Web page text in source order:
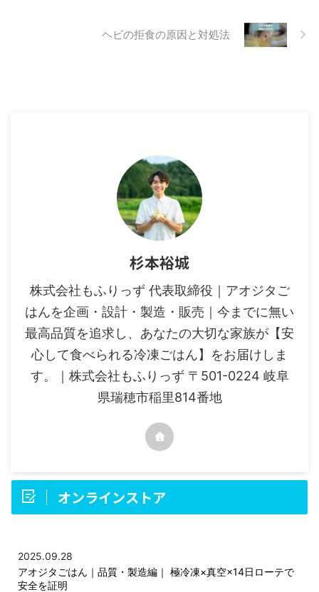
ヘビの拒食の原因と対処法
杉本裕城
株式会社もふりっず 代表取締役｜アオジタご
はんを企画・設計・製造・販売｜今までに無い
最高品質を追求し、あなたの大切な家族が【安
心して食べられる冷凍ごはん】をお届けしま
す。｜株式会社もふりっず 〒501-0224 岐阜
県瑞穂市稲里814番地
オンラインストア
2025.09.28
アオジタごはん｜品質・製造編｜ 極冷凍×真空×14日ローテで
安全を証明